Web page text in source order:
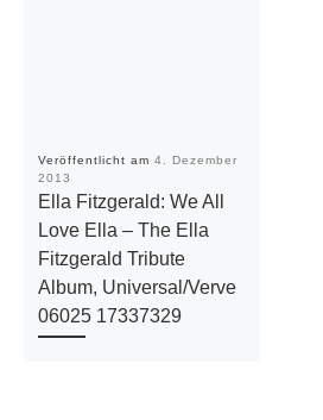
Veröffentlicht am 4. Dezember
2013
Ella Fitzgerald: We All
Love Ella – The Ella
Fitzgerald Tribute
Album, Universal/Verve
06025 17337329